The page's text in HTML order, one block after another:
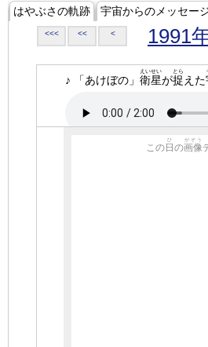
はやぶさの軌跡 宇宙からのメッセー
<<< << < 1991
♪ 「あけぼの」 衛星
えいせい
が捉
とら
えた
この 日
ひ
の画像
がぞう